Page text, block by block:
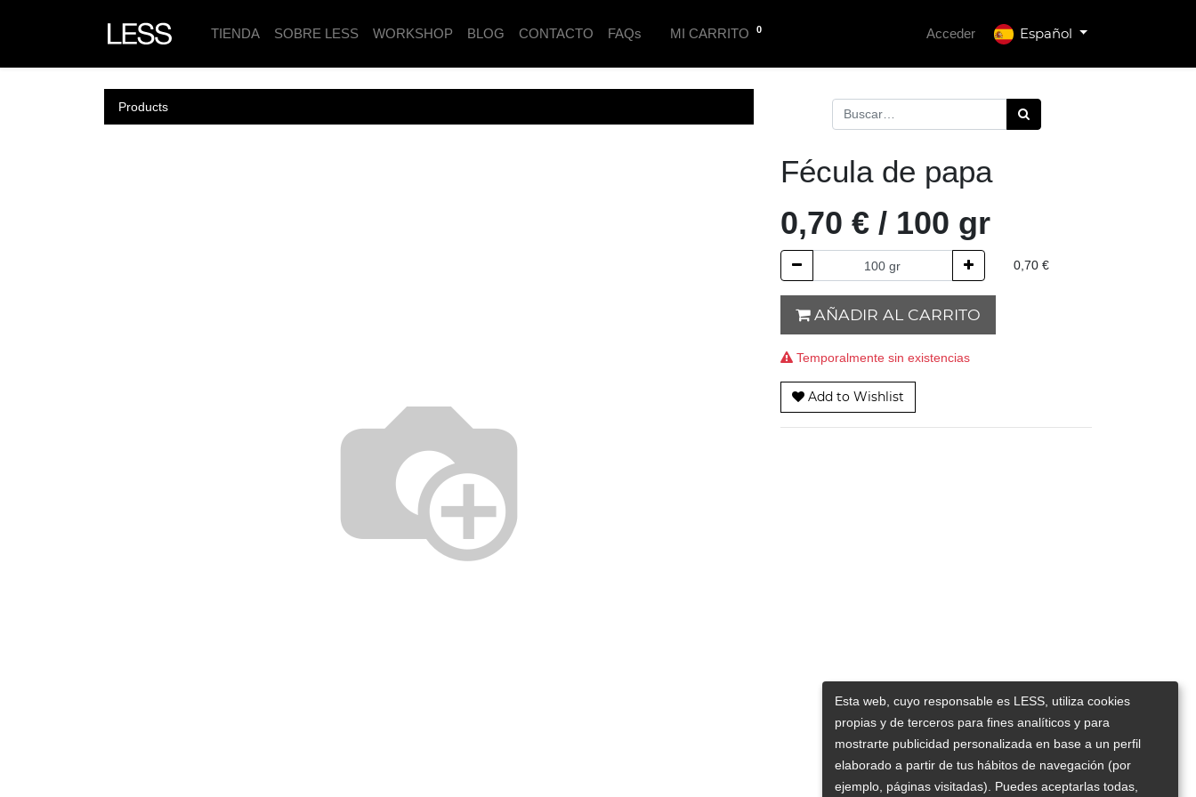
Español
TIENDA SOBRE LESS WORKSHOP BLOG CONTACTO FAQs MI CARRITO 0 Acceder
Products
Fécula de papa
0,70 € / 100 gr
0,70 €
AÑADIR AL CARRITO
Temporalmente sin existencias
Add to Wishlist
Esta web, cuyo responsable es LESS, utiliza cookies
propias y de terceros para fines analíticos y para
mostrarte publicidad personalizada en base a un perfil
elaborado a partir de tus hábitos de navegación (por
ejemplo, páginas visitadas). Puedes aceptarlas todas,